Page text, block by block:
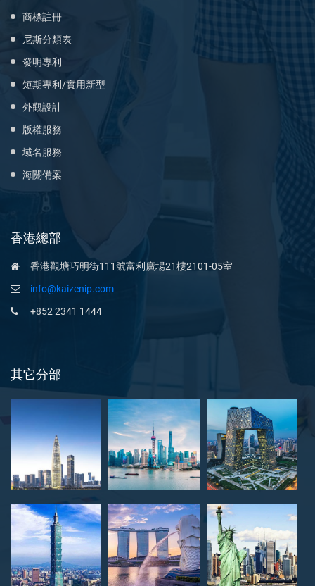
商標註冊
尼斯分類表
發明專利
短期專利/實用新型
外觀設計
版權服務
域名服務
海關備案
香港總部
香港觀塘巧明街111號富利廣場21樓2101-05室
info@kaizenip.com
+852 2341 1444
其它分部